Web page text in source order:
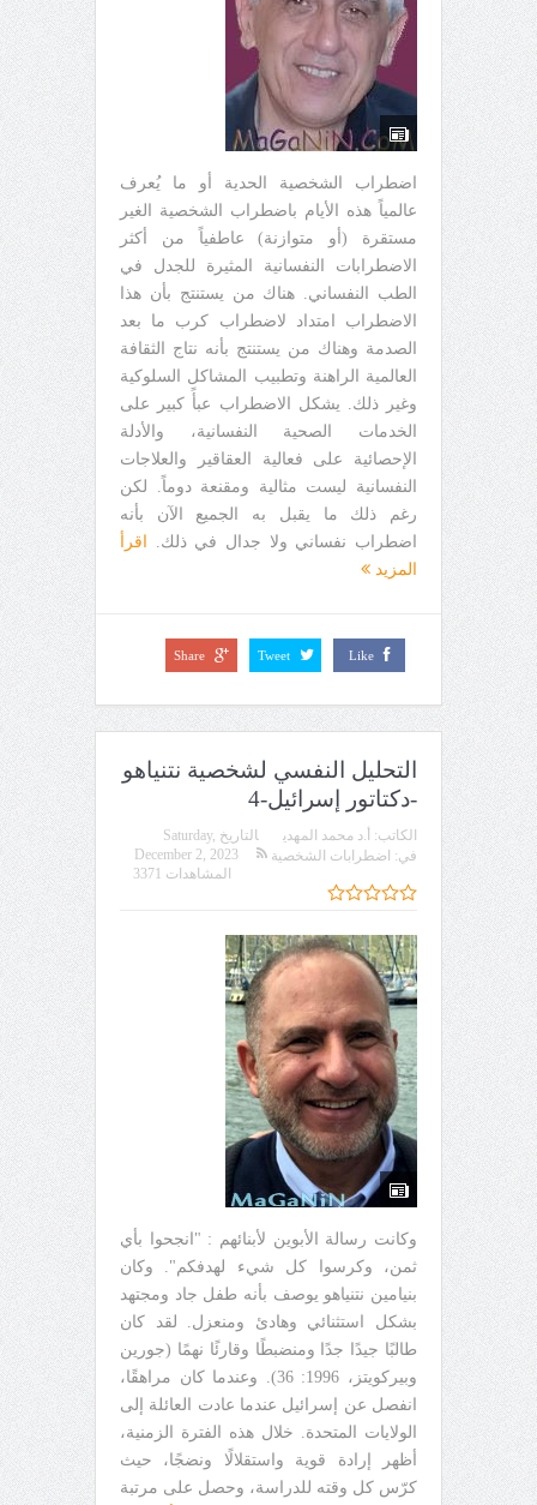
اضطراب الشخصية الحدية أو ما يُعرف
عالمياً هذه الأيام باضطراب الشخصية الغير
مستقرة (أو متوازنة) عاطفياً من أكثر
الاضطرابات النفسانية المثيرة للجدل في
الطب النفساني. هناك من يستنتج بأن هذا
الاضطراب امتداد لاضطراب كرب ما بعد
الصدمة وهناك من يستنتج بأنه نتاج الثقافة
العالمية الراهنة وتطبيب المشاكل السلوكية
وغير ذلك. يشكل الاضطراب عبأً كبير على
الخدمات الصحية النفسانية، والأدلة
الإحصائية على فعالية العقاقير والعلاجات
النفسانية ليست مثالية ومقنعة دوماً. لكن
رغم ذلك ما يقبل به الجميع الآن بأنه
اضطراب نفساني ولا جدال في ذلك.
اقرأ
المزيد
Like
Tweet
Share
التحليل النفسي لشخصية نتنياهو
-دكتاتور إسرائيل-4
الكاتب: أ.د محمد المهدي التاريخ Saturday,
December 2, 2023
في: اضطرابات الشخصية
المشاهدات 3371
وكانت رسالة الأبوين لأبنائهم : "انجحوا بأي
ثمن، وكرسوا كل شيء لهدفكم". وكان
بنيامين نتنياهو يوصف بأنه طفل جاد ومجتهد
بشكل استثنائي وهادئ ومنعزل. لقد كان
طالبًا جيدًا جدًا ومنضبطًا وقارئًا نهمًا (جورين
وبيركويتز، 1996: 36). وعندما كان مراهقًا،
انفصل عن إسرائيل عندما عادت العائلة إلى
الولايات المتحدة. خلال هذه الفترة الزمنية،
أظهر إرادة قوية واستقلالًا ونضجًا، حيث
كرّس كل وقته للدراسة، وحصل على مرتبة